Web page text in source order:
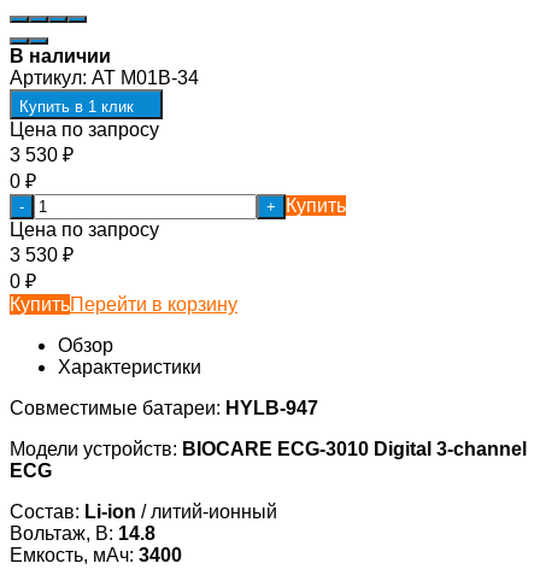
В наличии
Артикул: AT M01B-34
Купить в 1 клик
Цена по запросу
3 530 ₽
0 ₽
- +
Купить
Цена по запросу
3 530 ₽
0 ₽
КупитьПерейти в корзину
Обзор
Характеристики
Совместимые батареи: HYLB-947
Модели устройств: BIOCARE ECG-3010 Digital 3-channel
ECG
Состав: Li-ion / литий-ионный
Вольтаж, В: 14.8
Емкость, мАч: 3400